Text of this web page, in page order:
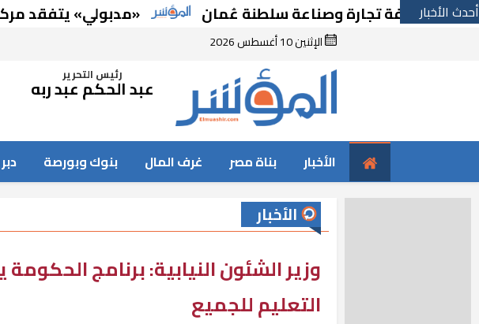
أحدث الأخبار
غرفة تجارة وصناعة سلطنة عُمان «مدبولي» يتفقد مركز
الإثنين 10 أغسطس 2026
رئيس التحرير
عبد الحكم عبد ربه
الأخبار بناة مصر غرف المال بنوك وبورصة
الأخبار
وزير الشئون النيابية: برنامج الحكومة
التعليم للجميع